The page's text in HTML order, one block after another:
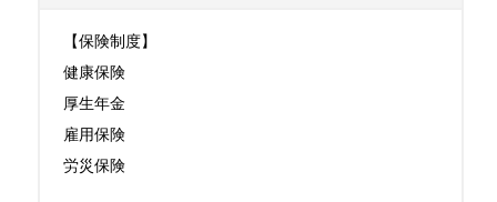
【保険制度】
健康保険
厚生年金
雇用保険
労災保険